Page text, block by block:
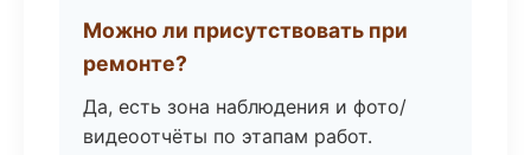
Можно ли присутствовать при
ремонте?
Да, есть зона наблюдения и фото/
видеоотчёты по этапам работ.